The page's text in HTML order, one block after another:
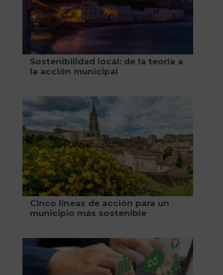
Sostenibilidad local: de la teoría a
la acción municipal
Cinco líneas de acción para un
municipio más sostenible